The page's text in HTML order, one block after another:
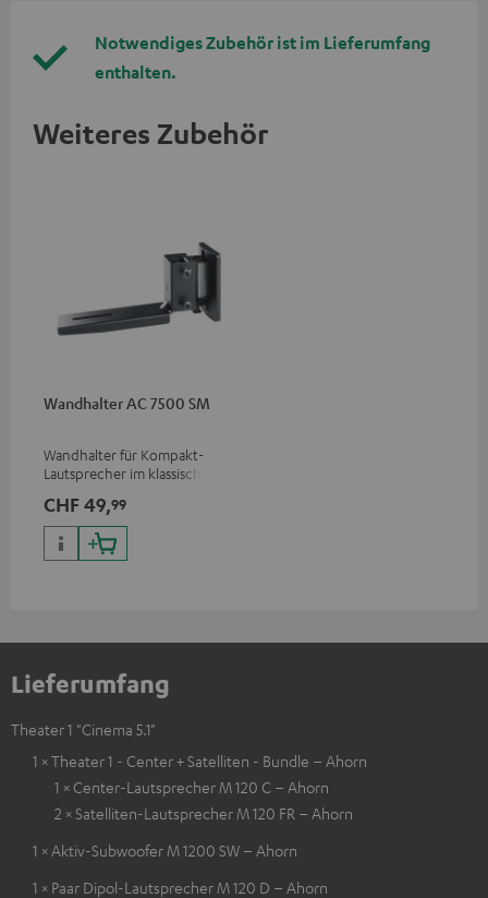
Notwendiges Zubehör ist im Lieferumfang
enthalten.
Weiteres Zubehör
Wandhalter AC 7500 SM
Wandhalter für Kompakt-
Lautsprecher im klassischen
Dipole
CHF 49,99
Lieferumfang
Theater 1 "Cinema 5.1"
1 × Theater 1 - Center + Satelliten - Bundle – Ahorn
1 × Center-Lautsprecher M 120 C – Ahorn
2 × Satelliten-Lautsprecher M 120 FR – Ahorn
1 × Aktiv-Subwoofer M 1200 SW – Ahorn
1 × Paar Dipol-Lautsprecher M 120 D – Ahorn